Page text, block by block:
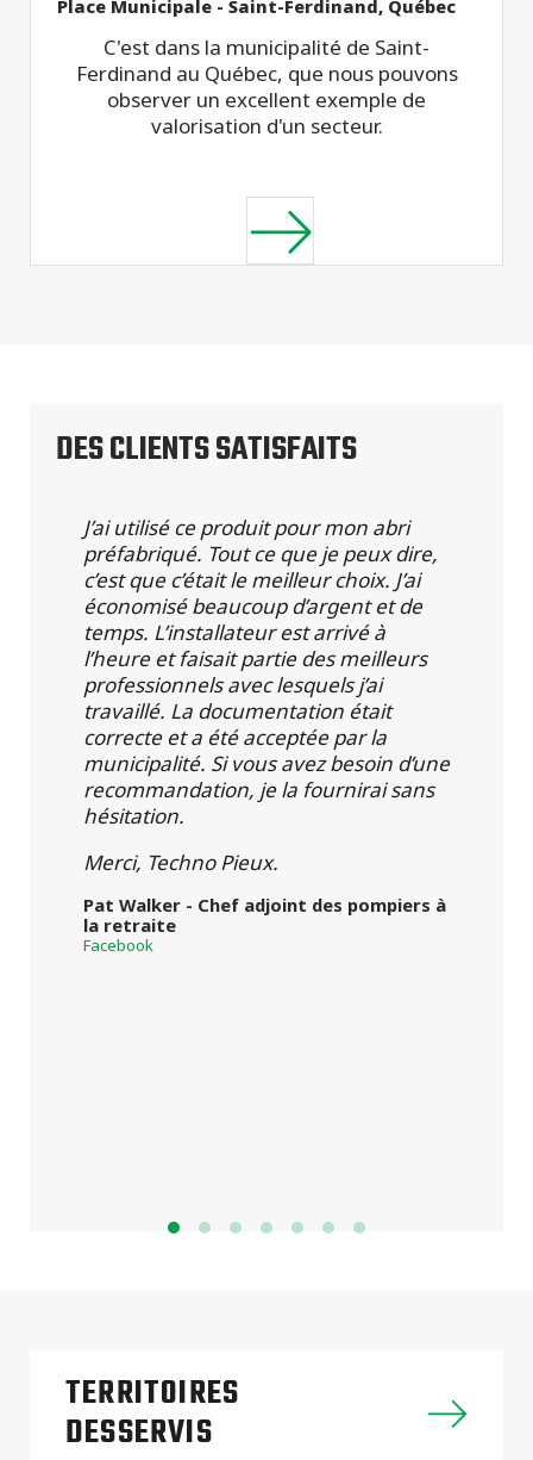
Place Municipale - Saint-Ferdinand, Québec
C'est dans la municipalité de Saint-
Ferdinand au Québec, que nous pouvons
observer un excellent exemple de
valorisation d'un secteur.
DES CLIENTS SATISFAITS
J’ai utilisé ce produit pour mon abri
préfabriqué. Tout ce que je peux dire,
c’est que c’était le meilleur choix. J’ai
économisé beaucoup d’argent et de
temps. L’installateur est arrivé à
l’heure et faisait partie des meilleurs
professionnels avec lesquels j’ai
travaillé. La documentation était
correcte et a été acceptée par la
municipalité. Si vous avez besoin d’une
recommandation, je la fournirai sans
hésitation.
Merci, Techno Pieux.
Pat Walker - Chef adjoint des pompiers à
la retraite
Facebook
TERRITOIRES
DESSERVIS